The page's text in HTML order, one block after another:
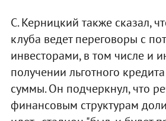
С. Керницкий также сказал,
клуба ведет переговоры с
инвесторами, в том числе и
получении льготного
суммы. Он подчеркнул, что
финансовым структурам